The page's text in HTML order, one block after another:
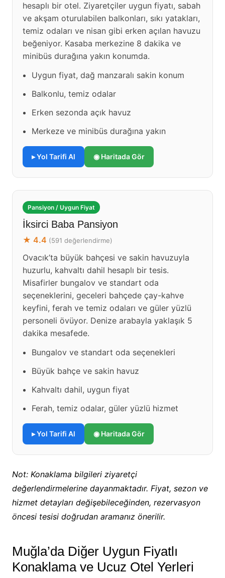
hesaplı bir otel. Ziyaretçiler uygun fiyatı, sabah
ve akşam oturulabilen balkonları, sıkı yatakları,
temiz odaları ve nisan gibi erken açılan havuzu
beğeniyor. Kasaba merkezine 8 dakika ve
minibüs durağına yakın konumda.
Uygun fiyat, dağ manzaralı sakin konum
Balkonlu, temiz odalar
Erken sezonda açık havuz
Merkeze ve minibüs durağına yakın
▸ Yol Tarifi Al ◉ Haritada Gör
Pansiyon / Uygun Fiyat
İksirci Baba Pansiyon
★ 4.4 (591 değerlendirme)
Ovacık’ta büyük bahçesi ve sakin havuzuyla
huzurlu, kahvaltı dahil hesaplı bir tesis.
Misafirler bungalov ve standart oda
seçeneklerini, geceleri bahçede çay-kahve
keyfini, ferah ve temiz odaları ve güler yüzlü
personeli övüyor. Denize arabayla yaklaşık 5
dakika mesafede.
Bungalov ve standart oda seçenekleri
Büyük bahçe ve sakin havuz
Kahvaltı dahil, uygun fiyat
Ferah, temiz odalar, güler yüzlü hizmet
▸ Yol Tarifi Al ◉ Haritada Gör
Not: Konaklama bilgileri ziyaretçi
değerlendirmelerine dayanmaktadır. Fiyat, sezon ve
hizmet detayları değişebileceğinden, rezervasyon
öncesi tesisi doğrudan aramanız önerilir.
Muğla’da Diğer Uygun Fiyatlı
Konaklama ve Ucuz Otel Yerleri